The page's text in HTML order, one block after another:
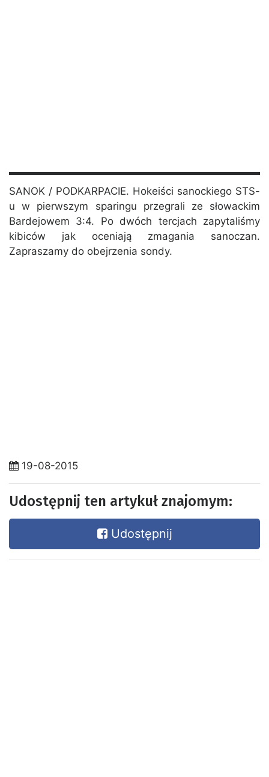
SANOK / PODKARPACIE. Hokeiści sanockiego STS-
u w pierwszym sparingu przegrali ze słowackim
Bardejowem 3:4. Po dwóch tercjach zapytaliśmy
kibiców jak oceniają zmagania sanoczan.
Zapraszamy do obejrzenia sondy.
19-08-2015
Udostępnij ten artykuł znajomym:
Udostępnij